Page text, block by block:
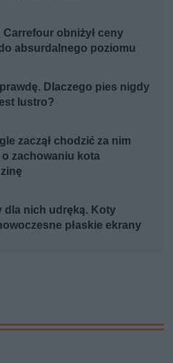
obniżył ceny
absurdalnego poziomu
Dlaczego pies nigdy
lustro?
zaczął chodzić za nim
zachowaniu kota
dla nich udręką. Koty
płaskie ekrany